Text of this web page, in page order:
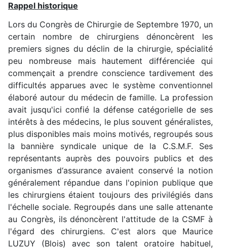
Rappel historique
Lors du Congrès de Chirurgie de Septembre 1970, un
certain nombre de chirurgiens dénoncèrent les
premiers signes du déclin de la chirurgie, spécialité
peu nombreuse mais hautement différenciée qui
commençait a prendre conscience tardivement des
difficultés apparues avec le système conventionnel
élaboré autour du médecin de famille. La profession
avait jusqu'ici confié la défense catégorielle de ses
intérêts à des médecins, le plus souvent généralistes,
plus disponibles mais moins motivés, regroupés sous
la bannière syndicale unique de la C.S.M.F. Ses
représentants auprès des pouvoirs publics et des
organismes d‘assurance avaient conservé la notion
généralement répandue dans l'opinion publique que
les chirurgiens étaient toujours des privilégiés dans
l'échelle sociale. Regroupés dans une salle attenante
au Congrès, ils dénoncèrent l'attitude de la CSMF à
l'égard des chirurgiens. C'est alors que Maurice
LUZUY (Blois) avec son talent oratoire habituel,